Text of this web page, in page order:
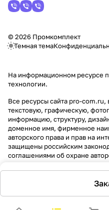
© 2026 Промкомплект
Темная тема
На информационном ресурсе
технологии.
Все ресурсы сайта pro-com.ru,
текстовую, графическую,
информацию, структуру,
доменное имя, фирменное
авторского права и прав на
защищены российским
соглашениями об охране